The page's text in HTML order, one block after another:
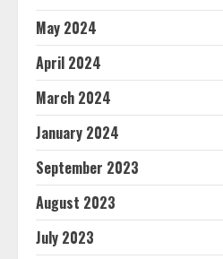
May 2024
April 2024
March 2024
January 2024
September 2023
August 2023
July 2023